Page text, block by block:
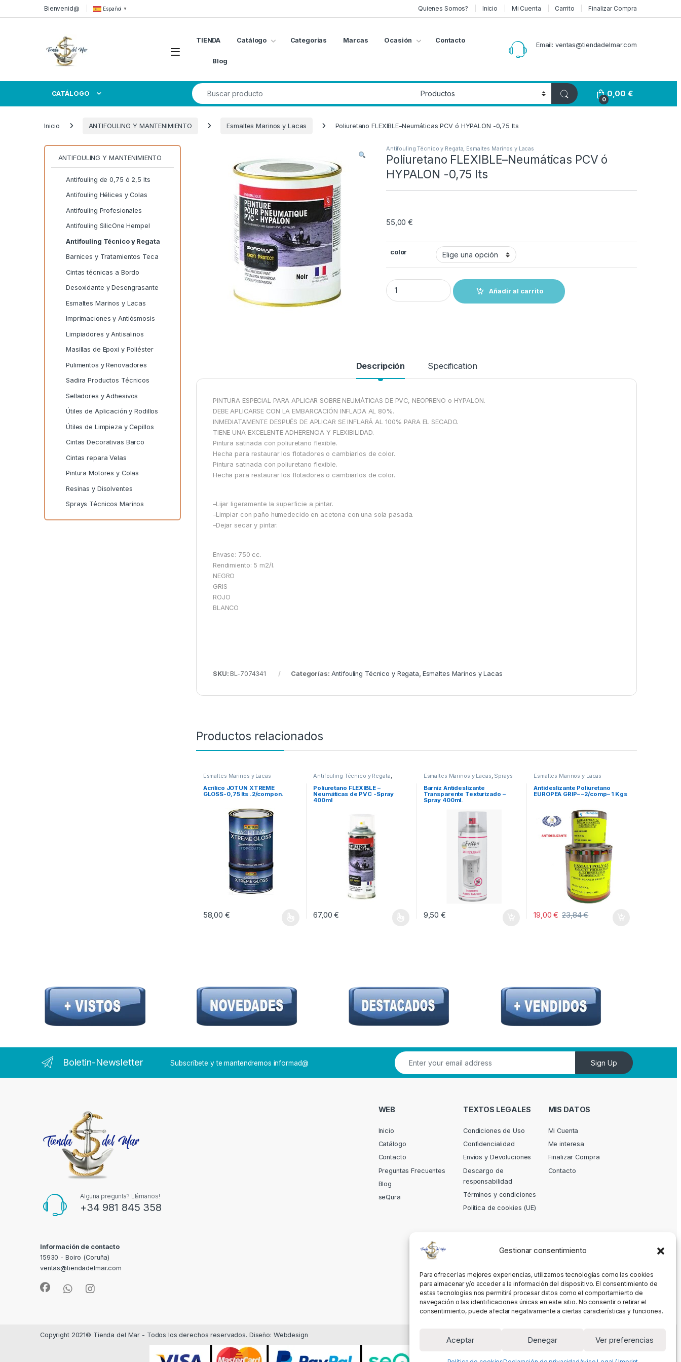
Gestionar consentimiento
Para ofrecer las mejores experiencias, utilizamos tecnologías como las cookies
para almacenar y/o acceder a la información del dispositivo. El consentimiento de
estas tecnologías nos permitirá procesar datos como el comportamiento de
navegación o las identificaciones únicas en este sitio. No consentir o retirar el
consentimiento, puede afectar negativamente a ciertas características y funciones.
Aceptar Denegar Ver preferencias
Skip to navigation
Skip to contentBienvenid@ Español ▼ Quienes Somos? Inicio Mi Cuenta Carrito Finalizar Compra
Open
TIENDA Catálogo Categorias Marcas Ocasión Contacto
Blog
Email: ventas@tiendadelmar.com
CATÁLOGO
Search for:
0
0,00€
Inicio ANTIFOULING Y MANTENIMIENTO Esmaltes Marinos y Lacas Poliuretano FLEXIBLE–Neumáticas PCV ó HYPALON -0,75 lts
Antifouling Técnico y Regata Esmaltes Marinos y Lacas
Poliuretano FLEXIBLE–Neumáticas PCV ó
HYPALON -0,75 lts
55,00€
color
Poliuretano FLEXIBLE--Neumáticas PCV ó HYPALON -0,75 lts quantity
Añadir al carrito
Descripción Specification
PINTURA ESPECIAL PARA APLICAR SOBRE NEUMÁTICAS DE PVC, NEOPRENO o HYPALON.
DEBE APLICARSE CON LA EMBARCACIÓN INFLADA AL 80%.
INMEDIATAMENTE DESPUÉS DE APLICAR SE INFLARÁ AL 100% PARA EL SECADO.
TIENE UNA EXCELENTE ADHERENCIA Y FLEXIBILIDAD.
Pintura satinada con poliuretano flexible.
Hecha para restaurar los flotadores o cambiarlos de color.
Pintura satinada con poliuretano flexible.
Hecha para restaurar los flotadores o cambiarlos de color.
–Lijar ligeramente la superficie a pintar.
–Limpiar con paño humedecido en acetona con una sola pasada.
–Dejar secar y pintar.
Envase: 750 cc.
Rendimiento: 5 m2/l.
NEGRO
GRIS
ROJO
BLANCO
SKU:BL-7074341 Categorías: Antifouling Técnico y Regata, Esmaltes Marinos y Lacas
Productos relacionados
Esmaltes Marinos y Lacas
Acrílico JOTUN XTREME
GLOSS-0,75 lts .2/compon.
58,00 €
Antifouling Técnico y Regata,
Poliuretano FLEXIBLE –
Neumáticas de PVC -Spray
400ml
67,00€
Esmaltes Marinos y Lacas, Sprays
Técnicos Marinos
Barniz Antideslizante
Transparente Texturizado –
Spray 400ml.
9,50€
Esmaltes Marinos y Lacas
Antideslizante Poliuretano
EUROPEA GRIP– –2/comp– 1 Kgs
19,00€ 23,84€
ANTIFOULING Y MANTENIMIENTO
Antifouling de 0,75 ó 2,5 lts
Antifouling Hélices y Colas
Antifouling Profesionales
Antifouling SilicOne Hempel
Antifouling Técnico y Regata
Barnices y Tratamientos Teca
Cintas técnicas a Bordo
Desoxidante y Desengrasante
Esmaltes Marinos y Lacas
Imprimaciones y Antiósmosis
Limpiadores y Antisalinos
Masillas de Epoxi y Poliéster
Pulimentos y Renovadores
Sadira Productos Técnicos
Selladores y Adhesivos
Útiles de Aplicación y Rodillos
Útiles de Limpieza y Cepillos
Cintas Decorativas Barco
Cintas repara Velas
Pintura Motores y Colas
Resinas y Disolventes
Sprays Técnicos Marinos
Boletin-Newsletter Subscríbete y te mantendremos informad@ Sign Up
Alguna pregunta? Llámanos!
+34 981 845 358
Información de contacto
15930 - Boiro (Coruña)
ventas@tiendadelmar.com
WEB
Inicio
Catálogo
Contacto
Preguntas Frecuentes
Blog
seQura
TEXTOS LEGALES
Condiciones de Uso
Confidencialidad
Envíos y Devoluciones
Descargo de
responsabilidad
Términos y condiciones
Política de cookies (UE)
MIS DATOS
Mi Cuenta
Me interesa
Finalizar Compra
Contacto
Copyright 2021© Tienda del Mar - Todos los derechos reservados. Diseño: Webdesign